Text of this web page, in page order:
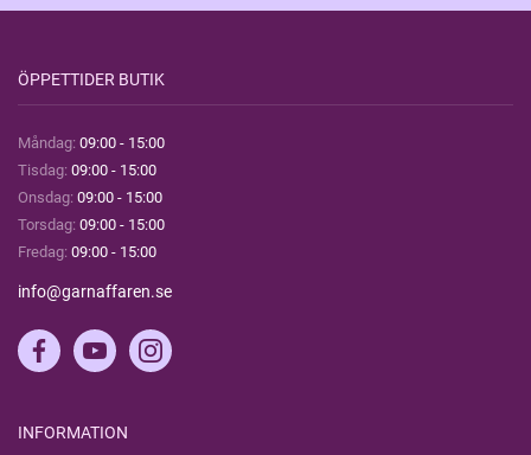
ÖPPETTIDER BUTIK
Måndag: 09:00 - 15:00
Tisdag: 09:00 - 15:00
Onsdag: 09:00 - 15:00
Torsdag: 09:00 - 15:00
Fredag: 09:00 - 15:00
info@garnaffaren.se
INFORMATION